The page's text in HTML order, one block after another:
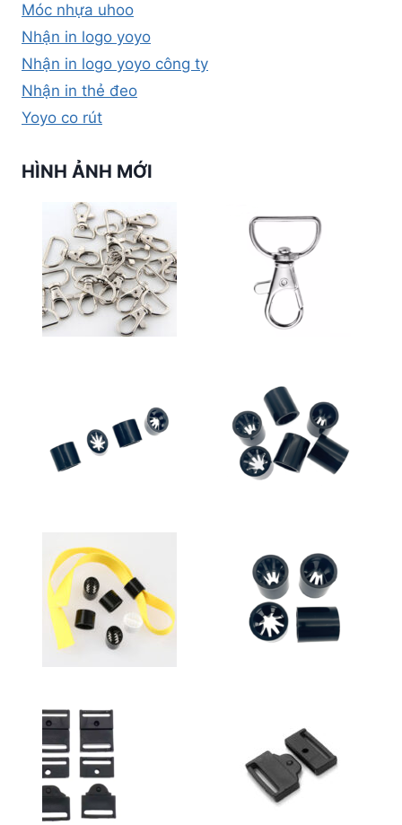
Móc nhựa uhoo
Nhận in logo yoyo
Nhận in logo yoyo công ty
Nhận in thẻ đeo
Yoyo co rút
HÌNH ẢNH MỚI